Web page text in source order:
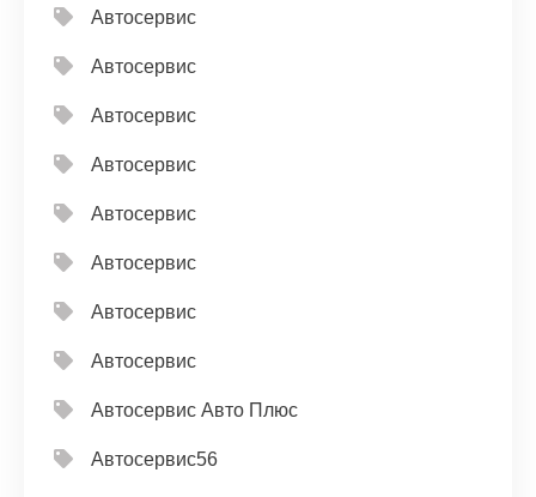
Автосервис
Автосервис
Автосервис
Автосервис
Автосервис
Автосервис
Автосервис
Автосервис
Автосервис Авто Плюс
Автосервис56